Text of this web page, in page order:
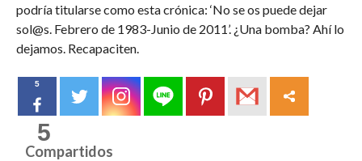
podría titularse como esta crónica: ‘No se os puede dejar
sol@s. Febrero de 1983-Junio de 2011’. ¿Una bomba? Ahí lo
dejamos. Recapaciten.
5
5
Compartidos